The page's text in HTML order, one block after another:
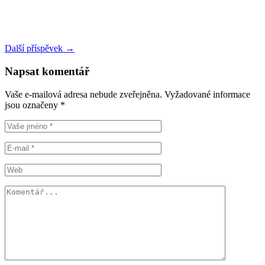
Další příspěvek →
Napsat komentář
Vaše e-mailová adresa nebude zveřejněna. Vyžadované informace
jsou označeny *